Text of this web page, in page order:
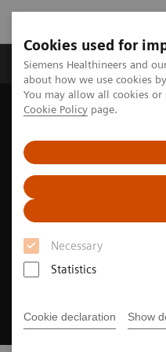
Cookies used for
Siemens Healthineers and
about how we use cookies
You may allow all cookies
Cookie Policy page.
Necessary
Statistics
Cookie declaration Show
Produtos e serviços
Siemens Healthineers Brasil